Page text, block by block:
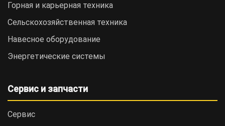
Горная и карьерная техника
Сельскохозяйственная техника
Навесное оборудование
Энергетические системы
Сервис и запчасти
Сервис